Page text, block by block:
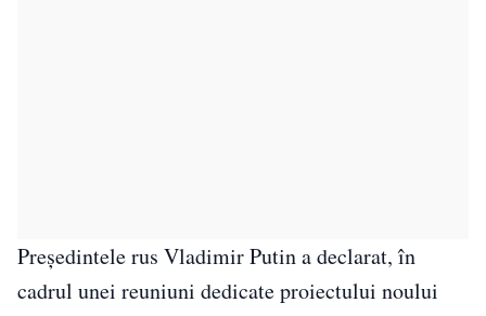
Președintele rus Vladimir Putin a declarat, în
cadrul unei reuniuni dedicate proiectului noului